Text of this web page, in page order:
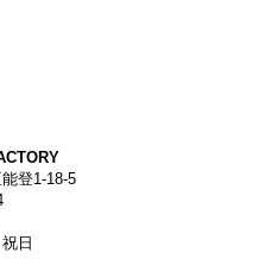
登1-18-5
日